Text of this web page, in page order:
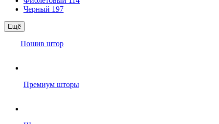
Черный 197
Ещё
Пошив штор
Премиум шторы